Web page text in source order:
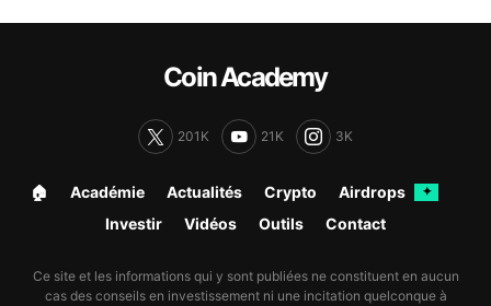
Coin Academy
201K 21K 3K
🏠︎ Académie Actualités Crypto Airdrops ✦
Investir Vidéos Outils Contact
Ce site et les informations qui y sont publiées ne constituent en aucun
cas des conseils en investissement ni une incitation quelconque à